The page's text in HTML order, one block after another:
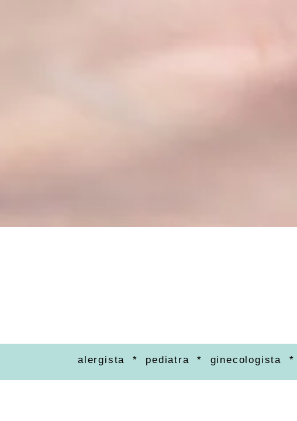
alergista * pediatra * ginecologista *